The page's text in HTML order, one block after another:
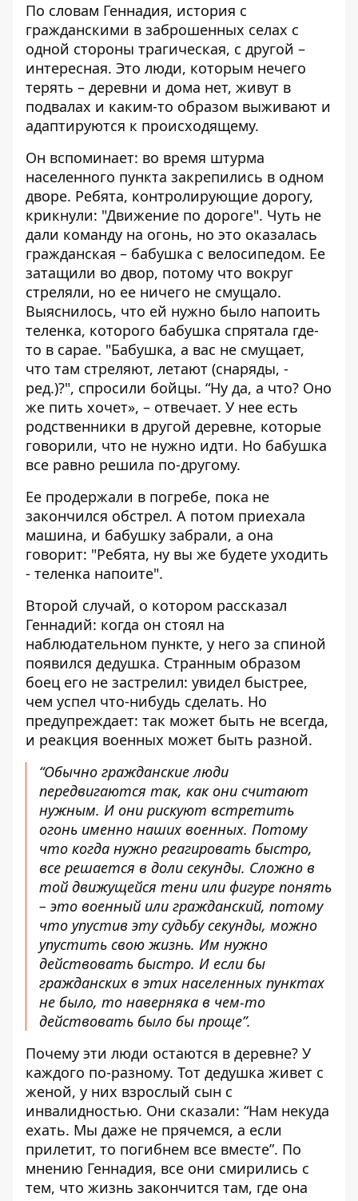
По словам Геннадия, история с
гражданскими в заброшенных селах с
одной стороны трагическая, с другой –
интересная. Это люди, которым нечего
терять – деревни и дома нет, живут в
подвалах и каким-то образом выживают и
адаптируются к происходящему.
Он вспоминает: во время штурма
населенного пункта закрепились в одном
дворе. Ребята, контролирующие дорогу,
крикнули: "Движение по дороге". Чуть не
дали команду на огонь, но это оказалась
гражданская – бабушка с велосипедом. Ее
затащили во двор, потому что вокруг
стреляли, но ее ничего не смущало.
Выяснилось, что ей нужно было напоить
теленка, которого бабушка спрятала где-
то в сарае. "Бабушка, а вас не смущает,
что там стреляют, летают (снаряды, -
ред.)?", спросили бойцы. “Ну да, а что? Оно
же пить хочет», – отвечает. У нее есть
родственники в другой деревне, которые
говорили, что не нужно идти. Но бабушка
все равно решила по-другому.
Ее продержали в погребе, пока не
закончился обстрел. А потом приехала
машина, и бабушку забрали, а она
говорит: "Ребята, ну вы же будете уходить
- теленка напоите".
Второй случай, о котором рассказал
Геннадий: когда он стоял на
наблюдательном пункте, у него за спиной
появился дедушка. Странным образом
боец ​​его не застрелил: увидел быстрее,
чем успел что-нибудь сделать. Но
предупреждает: так может быть не всегда,
и реакция военных может быть разной.
“Обычно гражданские люди
передвигаются так, как они считают
нужным. И они рискуют встретить
огонь именно наших военных. Потому
что когда нужно реагировать быстро,
все решается в доли секунды. Сложно в
той движущейся тени или фигуре понять
– это военный или гражданский, потому
что упустив эту судьбу секунды, можно
упустить свою жизнь. Им нужно
действовать быстро. И если бы
гражданских в этих населенных пунктах
не было, то наверняка в чем-то
действовать было бы проще”.
Почему эти люди остаются в деревне? У
каждого по-разному. Тот дедушка живет с
женой, у них взрослый сын с
инвалидностью. Они сказали: “Нам некуда
ехать. Мы даже не прячемся, а если
прилетит, то погибнем все вместе”. По
мнению Геннадия, все они смирились с
тем, что жизнь закончится там, где она